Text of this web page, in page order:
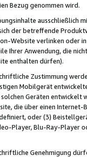
Bezug genommen wird.
ausschließlich
der betreffende
Website verlinken oder
Ihrer Anwendung, die
enthalten dürfen).
Zustimmung
Mobilgerät
Geräten
die über einen
oder (3)
Player, Blu-Ray-Player
Genehmigung